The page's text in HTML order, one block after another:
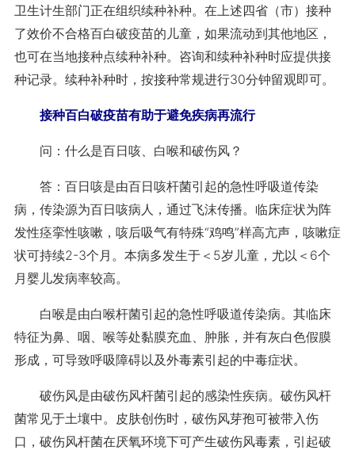
卫生计生部门正在组织续种补种。在上述四省（市）接种
了效价不合格百白破疫苗的儿童，如果流动到其他地区，
也可在当地接种点续种补种。咨询和续种补种时应提供接
种记录。续种补种时，按接种常规进行30分钟留观即可。
接种百白破疫苗有助于避免疾病再流行
问：什么是百日咳、白喉和破伤风？
答：百日咳是由百日咳杆菌引起的急性呼吸道传染
病，传染源为百日咳病人，通过飞沫传播。临床症状为阵
发性痉挛性咳嗽，咳后吸气有特殊“鸡鸣”样高亢声，咳嗽症
状可持续2-3个月。本病多发生于＜5岁儿童，尤以＜6个
月婴儿发病率较高。
白喉是由白喉杆菌引起的急性呼吸道传染病。其临床
特征为鼻、咽、喉等处黏膜充血、肿胀，并有灰白色假膜
形成，可导致呼吸障碍以及外毒素引起的中毒症状。
破伤风是由破伤风杆菌引起的感染性疾病。破伤风杆
菌常见于土壤中。皮肤创伤时，破伤风芽孢可被带入伤
口，破伤风杆菌在厌氧环境下可产生破伤风毒素，引起破